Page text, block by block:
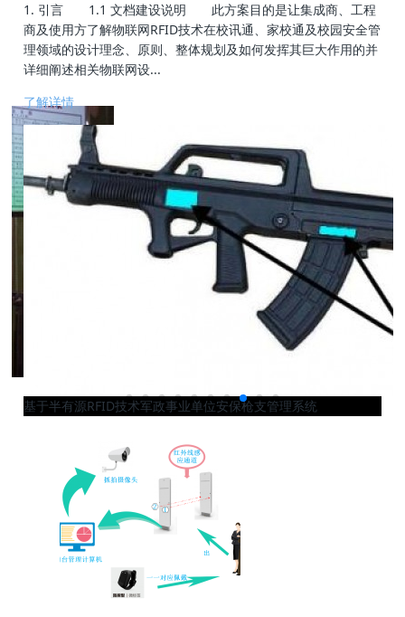
1. 引言 1.1 文档建设说明 此方案目的是让集成商、工程
商及使用方了解物联网RFID技术在校讯通、家校通及校园安全管
理领域的设计理念、原则、整体规划及如何发挥其巨大作用的并
详细阐述相关物联网设...
了解详情
基于半有源RFID技术军政事业单位安保枪支管理系统